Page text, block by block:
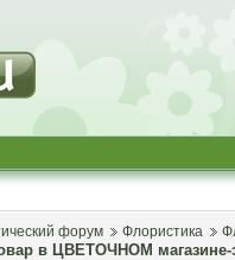
форум Флористика
в ЦВЕТОЧНОМ магазине-